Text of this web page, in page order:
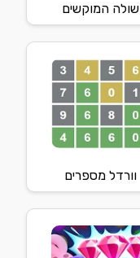
שולה המוקשים
וורדל מספרים